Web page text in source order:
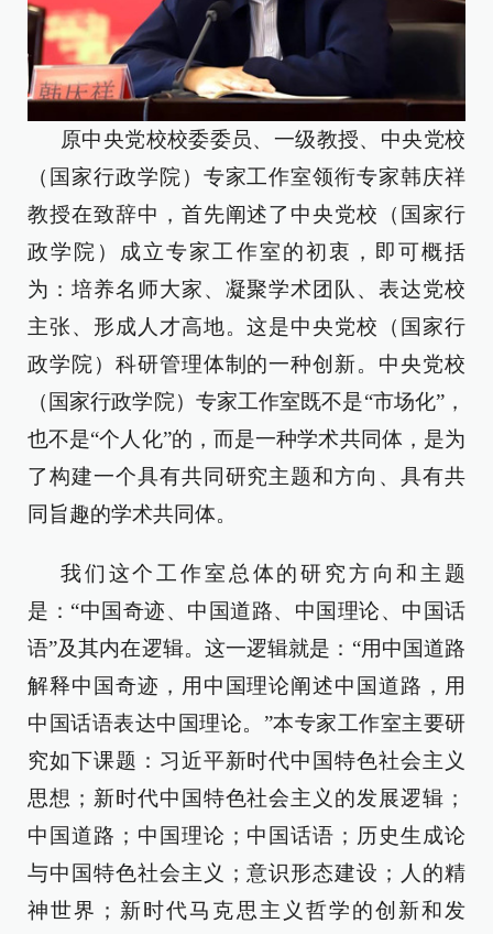
原中央党校校委委员、一级教授、中央党校
（国家行政学院）专家工作室领衔专家韩庆祥
教授在致辞中，首先阐述了中央党校（国家行
政学院）成立专家工作室的初衷，即可概括
为：培养名师大家、凝聚学术团队、表达党校
主张、形成人才高地。这是中央党校（国家行
政学院）科研管理体制的一种创新。中央党校
（国家行政学院）专家工作室既不是“市场化”，
也不是“个人化”的，而是一种学术共同体，是为
了构建一个具有共同研究主题和方向、具有共
同旨趣的学术共同体。
我们这个工作室总体的研究方向和主题
是：“中国奇迹、中国道路、中国理论、中国话
语”及其内在逻辑。这一逻辑就是：“用中国道路
解释中国奇迹，用中国理论阐述中国道路，用
中国话语表达中国理论。”本专家工作室主要研
究如下课题：习近平新时代中国特色社会主义
思想；新时代中国特色社会主义的发展逻辑；
中国道路；中国理论；中国话语；历史生成论
与中国特色社会主义；意识形态建设；人的精
神世界；新时代马克思主义哲学的创新和发